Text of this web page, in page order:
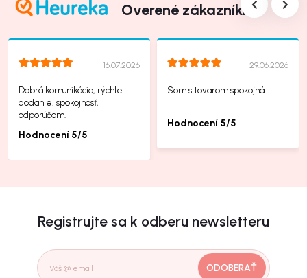
Overené zákazníkmi
16.07.2026
Dobrá komunikácia, rýchle
dodanie, spokojnosť,
odporúčam.
Hodnocení 5/5
29.06.2026
Som s tovarom spokojná
Hodnocení 5/5
Registrujte sa k odberu newsletteru
ODOBERAŤ